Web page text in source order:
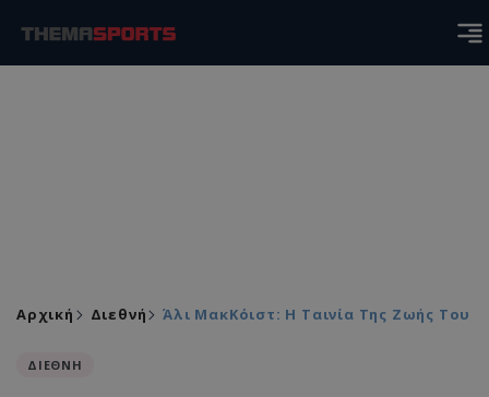
Αρχική Διεθνή Άλι ΜακΚόιστ: Η Ταινία Της Ζωής Του
ΔΙΕΘΝΗ